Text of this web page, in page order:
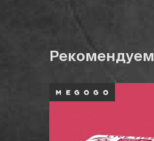
Рекомендуем